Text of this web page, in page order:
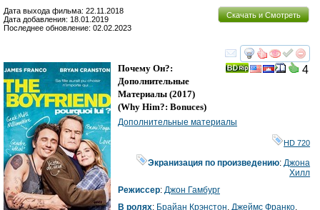
Скачать и Смотреть
Дата выхода фильма: 22.11.2018
Дата добавления: 18.01.2019
Последнее обновление: 02.02.2023
смотреть
4
Почему Он?:
Дополнительные
Материалы (2017)
(Why Him?: Bonuces)
Дополнительные материалы
HD 720
Экранизация по произведению:Джона
Хилл
Режиссер: Джон Гамбург
В ролях: Брайан Крэнстон, Джеймс Франко,